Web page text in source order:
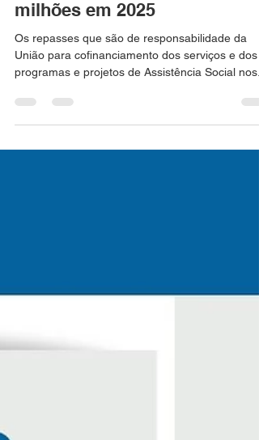
atingem déficit de R$ 136,3
milhões em 2025
Os repasses que são de responsabilidade da
União para cofinanciamento dos serviços e dos
programas e projetos de Assistência Social